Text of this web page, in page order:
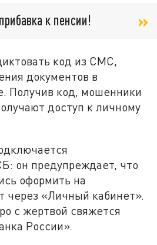
к пенсии!
код из СМС,
документов в
Получив код, мошенники
доступ к личному
он предупреждает, что
оформить на
через «Личный кабинет».
с жертвой свяжется
России».